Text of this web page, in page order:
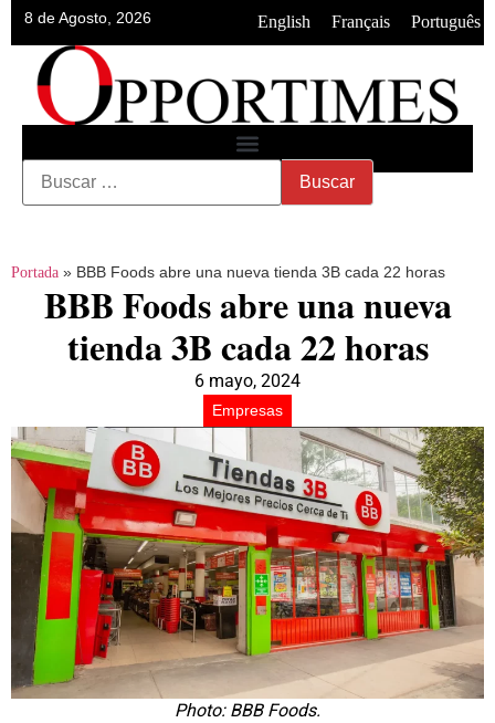
8 de Agosto, 2026 English Français Português
Portada » BBB Foods abre una nueva tienda 3B cada 22 horas
BBB Foods abre una nueva
tienda 3B cada 22 horas
6 mayo, 2024
Empresas
Photo: BBB Foods.